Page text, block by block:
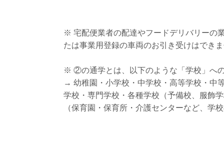
※ 宅配便業者の配達やフードデリバリーの
たは事業用登録の車両のお引き受けはでき
※ ②の通学とは、以下のような「学校」へ
→ 幼稚園・小学校・中学校・高等学校・中
学校・専門学校・各種学校（予備校、服飾
（保育園・保育所・介護センターなど、学